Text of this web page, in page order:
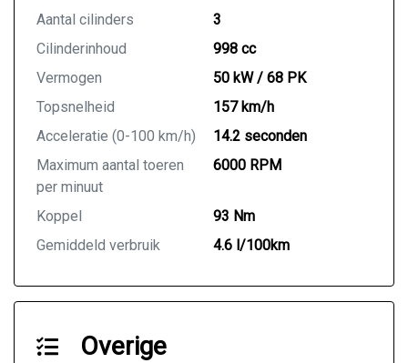
Aantal cilinders
3
Cilinderinhoud
998 cc
Vermogen
50 kW / 68 PK
Topsnelheid
157 km/h
Acceleratie (0-100 km/h)
14.2 seconden
Maximum aantal toeren
per minuut
6000 RPM
Koppel
93 Nm
Gemiddeld verbruik
4.6 l/100km
Overige